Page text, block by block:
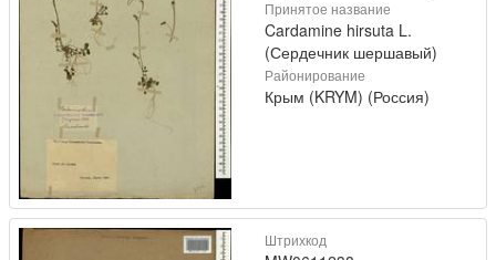
Принятое название
Cardamine hirsuta L.
(Сердечник шершавый)
Районирование
Крым (KRYM) (Россия)
Штрихкод